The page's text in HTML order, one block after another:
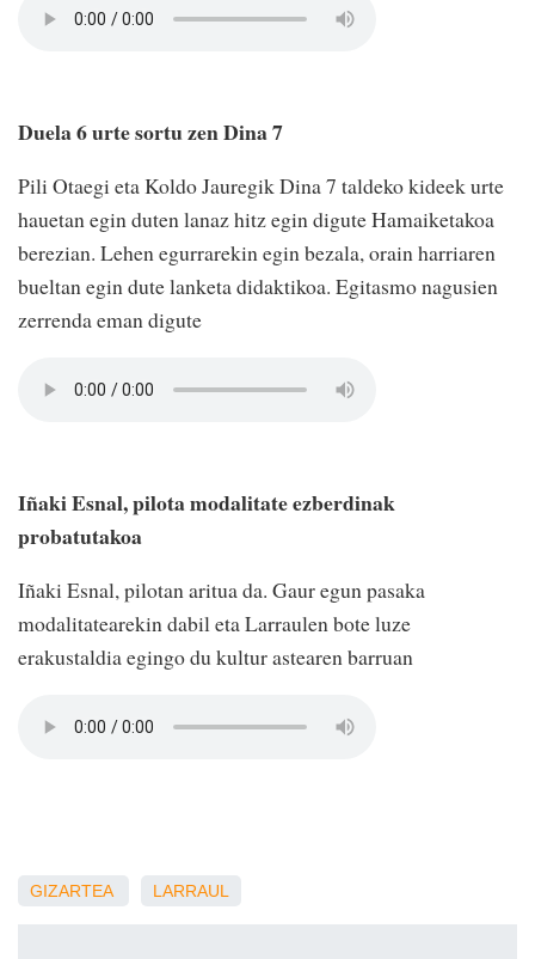
Duela 6 urte sortu zen Dina 7
Pili Otaegi eta Koldo Jauregik Dina 7 taldeko kideek urte
hauetan egin duten lanaz hitz egin digute Hamaiketakoa
berezian. Lehen egurrarekin egin bezala, orain harriaren
bueltan egin dute lanketa didaktikoa. Egitasmo nagusien
zerrenda eman digute
Iñaki Esnal, pilota modalitate ezberdinak
probatutakoa
Iñaki Esnal, pilotan aritua da. Gaur egun pasaka
modalitatearekin dabil eta Larraulen bote luze
erakustaldia egingo du kultur astearen barruan
GIZARTEA LARRAUL